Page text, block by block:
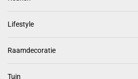
Lifestyle
Raamdecoratie
Tuin